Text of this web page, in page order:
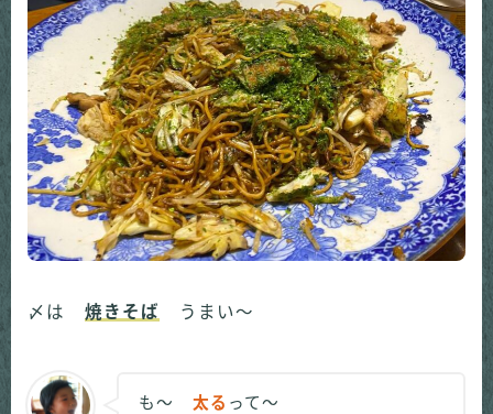
〆は 焼きそば うまい～
も～ 太る って～